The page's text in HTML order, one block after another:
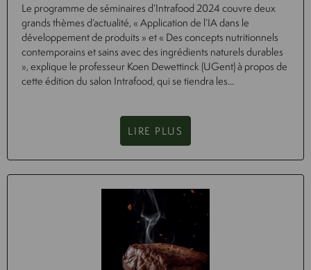
Le programme de séminaires d’Intrafood 2024 couvre deux
grands thèmes d’actualité, « Application de l’IA dans le
développement de produits » et « Des concepts nutritionnels
contemporains et sains avec des ingrédients naturels durables
», explique le professeur Koen Dewettinck (UGent) à propos de
cette édition du salon Intrafood, qui se tiendra les...
LIRE PLUS